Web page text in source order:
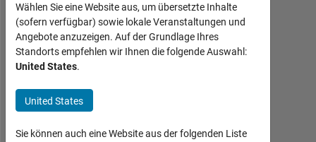
Holden
Earl
Last
fast 2
Jahre
vor
Wählen Sie eine Website aus, um übersetzte Inhalte
(sofern verfügbar) sowie lokale Veranstaltungen und
Angebote anzuzeigen. Auf der Grundlage Ihres
Standorts empfehlen wir Ihnen die folgende Auswahl:
United States.
United States
Sie können auch eine Website aus der folgenden Liste